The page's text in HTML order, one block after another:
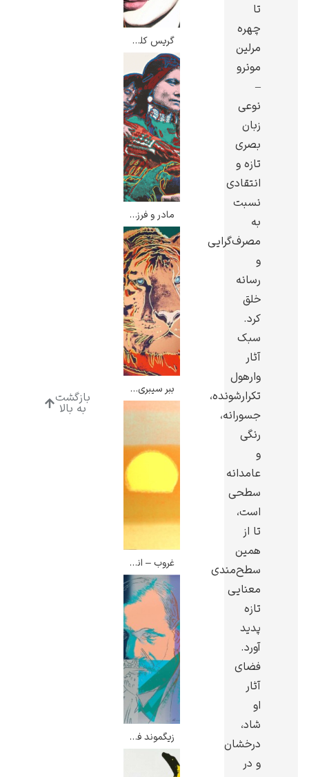
لودویگ دویچ
رامبرانت
پیر آگوست رنوآر
یوهانس فرمیر
پرفروش‌ترین
تا
چهره
مرلین
مونرو
–
نوعی
زبان
بصری
تازه و
انتقادی
نسبت
به
مصرف‌گرایی
و
رسانه
خلق
کرد.
سبک
آثار
وارهول
تکرارشونده،
جسورانه،
رنگی
و
عامدانه
سطحی
است،
تا از
همین
سطح‌مندی
معنایی
تازه
پدید
آورد.
فضای
آثار
او
شاد،
درخشان
و در
گریس کلی – اندی وارهول
مادر و فرزند – اندی وارهول
ببر سیبری – اندی وارهول
غروب – اندی وارهول
زیگموند فروید – اندی وارهول
بازگشت
به بالا